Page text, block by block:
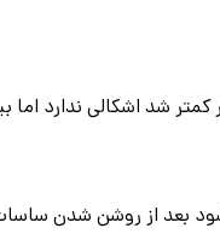
۱۰۰ سی سی روغن ( روغن اگر کمتر شد
بعد از روشن شدن ساسات